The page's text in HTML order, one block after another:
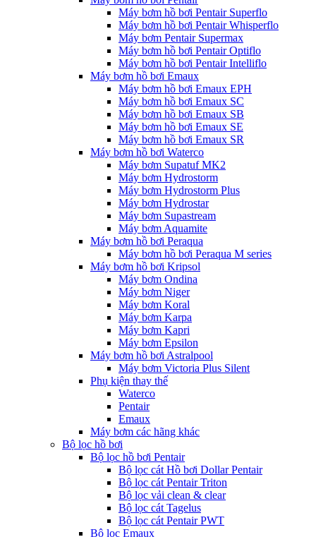
Máy bơm hồ bơi Pentair Superflo
Máy bơm hồ bơi Pentair Whisperflo
Máy bơm Pentair Supermax
Máy bơm hồ bơi Pentair Optiflo
Máy bơm hồ bơi Pentair Intelliflo
Máy bơm hồ bơi Emaux
Máy bơm hồ bơi Emaux EPH
Máy bơm hồ bơi Emaux SC
Máy bơm hồ bơi Emaux SB
Máy bơm hồ bơi Emaux SE
Máy bơm hồ bơi Emaux SR
Máy bơm hồ bơi Waterco
Máy bơm Supatuf MK2
Máy bơm Hydrostorm
Máy bơm Hydrostorm Plus
Máy bơm Hydrostar
Máy bơm Supastream
Máy bơm Aquamite
Máy bơm hồ bơi Peraqua
Máy bơm hồ bơi Peraqua M series
Máy bơm hồ bơi Kripsol
Máy bơm Ondina
Máy bơm Niger
Máy bơm Koral
Máy bơm Karpa
Máy bơm Kapri
Máy bơm Epsilon
Máy bơm hồ bơi Astralpool
Máy bơm Victoria Plus Silent
Phụ kiện thay thế
Waterco
Pentair
Emaux
Máy bơm các hãng khác
Bộ lọc hồ bơi
Bộ lọc hồ bơi Pentair
Bộ lọc cát Hồ bơi Dollar Pentair
Bộ lọc cát Pentair Triton
Bộ lọc vải clean & clear
Bộ lọc cát Tagelus
Bộ lọc cát Pentair PWT
Bộ lọc Emaux